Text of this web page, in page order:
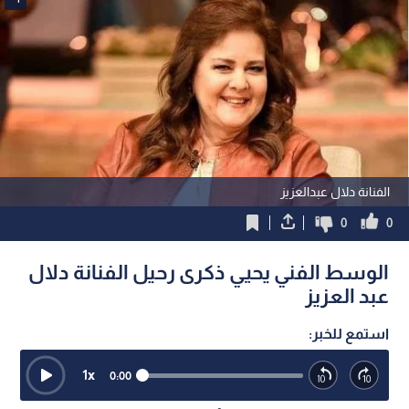
الفنانة دلال عبدالعزيز
0
0
الوسط الفني يحيي ذكرى رحيل الفنانة دلال
عبد العزيز
استمع للخبر:
0:00
1x